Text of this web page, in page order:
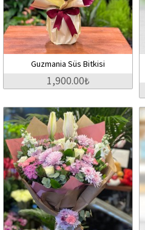
Guzmania Süs Bitkisi
1,900.00₺